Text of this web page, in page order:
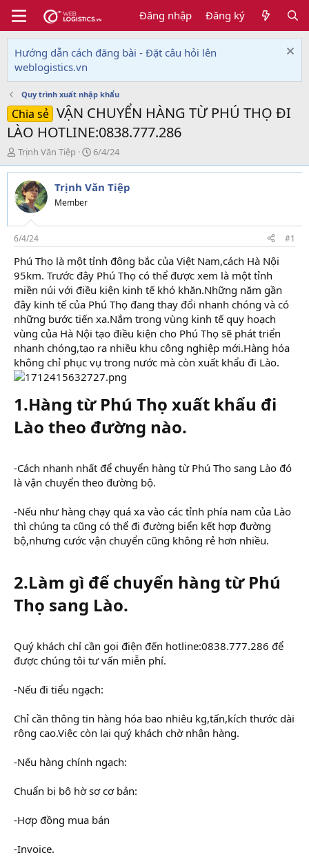
Đăng nhập Đăng ký
Hướng dẫn cách đăng bài - Đặt câu hỏi lên
weblogistics.vn
Quy trình xuất nhập khẩu
Chia sẻ VẬN CHUYỂN HÀNG TỪ PHÚ THỌ ĐI
LÀO HOTLINE:0838.777.286
T
h
r
e
a
d
s
t
a
r
t
e
r
Trịnh Văn Tiệp
N
g
à
y
i
6/4/24
Trịnh Văn Tiệp
Member
6/4/24 #1
Phú Thọ là một tỉnh đông bắc của Việt Nam,cách Hà Nội
95km. Trước đây Phú Thọ có thể được xem là một tỉnh
miền núi với điều kiện kinh tế khó khăn.Những năm gần
đây kinh tế của Phú Thọ đang thay đổi nhanh chóng và có
những bước tiến xa.Nắm trong vùng kinh tế quy hoạch
vùng của Hà Nội tạo điều kiện cho Phú Thọ sẽ phát triển
nhanh chóng,tạo ra nhiều khu công nghiệp mới.Hàng hóa
không chỉ phục vụ trong nước mà còn xuất khẩu đi Lào.
1.Hàng từ Phú Thọ xuất khẩu đi
Lào theo đường nào.
-Cách nhanh nhất để chuyển hàng từ Phú Thọ sang Lào đó
là vận chuyển theo đường bộ.
-Nếu như hàng chạy quá xa vào các tỉnh phía nam của Lào
thì chúng ta cũng có thể đi đường biển kết hợp đường
bộ,nhưng cước vận chuyển cũng không rẻ hơn nhiều.
2.Làm gì để chuyển hàng từ Phú
Thọ sang Lào.
Quý khách chỉ cần gọi điện đến hotline:0838.777.286 để
được chúng tôi tư vấn miễn phí.
-Nếu đi tiểu ngạch:
Chỉ cần thông tin hàng hóa bao nhiêu kg,tấn,kích thước dài
rộng cao.Việc còn lại quý khách chờ nhận hàng.
-Nếu hàng chính ngạch:
Chuẩn bị bộ hờ sơ cơ bản:
-Hợp đồng mua bán
-Invoice.